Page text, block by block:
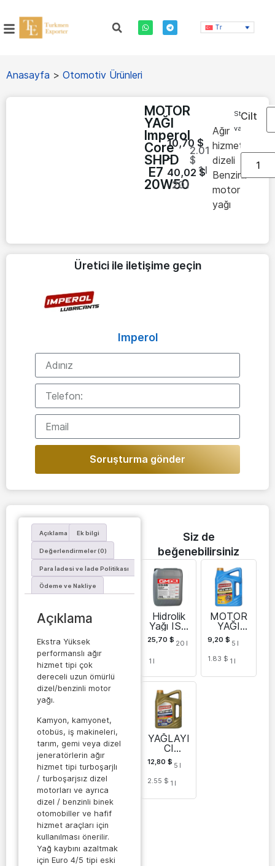
Tr
Anasayfa > Otomotiv Ürünleri
MOTOR
YAĞI
Imperol
Core
SHPD
E7
20W50
10,70 $
–
40,02$
20l
2.01
$
1l
Ağır
hizmet
dizeli
Benzinli
motor
yağı
Stokta
var
Cilt
Üretici ile iletişime geçin
Imperol
Soruşturma gönder
Açıklama Ek bilgi
Değerlendirmeler (0)
Para İadesi ve İade Politikası
Ödeme ve Nakliye
Açıklama
Ekstra Yüksek
performanslı ağır
hizmet tipi çok
dereceli uzun ömürlü
dizel/benzinli motor
yağı.
Kamyon, kamyonet,
otobüs, iş makineleri,
tarım, gemi veya dizel
jeneratörlerin ağır
hizmet tipi turboşarjlı
/ turboşarjsız dizel
motorları ve ayrıca
dizel / benzinli binek
otomobiller ve hafif
hizmet araçları için
kullanılması önerilir.
Yağ kaybını azaltmak
için Euro 4/5 tipi eski
Siz de
beğenebilirsiniz
Hidrolik
Yağı ISO
VG-46
HM
25,70$ 20 l
1 l
MOTOR
YAĞI
Imperol
Core
4000 SL
10W40 5
L
9,20$ 5 l
1.83 $ 1 l
YAĞLAYI
CI
MOTOR
YAĞI
Imperol
Core
7000 SP
12,80$ 5 l
2.55 $ 1 l